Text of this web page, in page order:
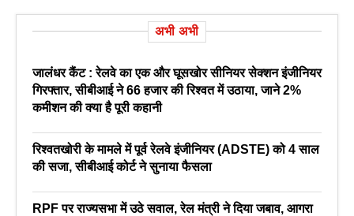
अभी अभी
जालंधर कैंट : रेलवे का एक और घूसखोर सीनियर सेक्शन इंजीनियर
गिरफ्तार, सीबीआई ने 66 हजार की रिश्वत में उठाया, जाने 2%
कमीशन की क्या है पूरी कहानी
रिश्वतखोरी के मामले में पूर्व रेलवे इंजीनियर (ADSTE) को 4 साल
की सजा, सीबीआई कोर्ट ने सुनाया फैसला
RPF पर राज्यसभा में उठे सवाल, रेल मंत्री ने दिया जबाव, आगरा